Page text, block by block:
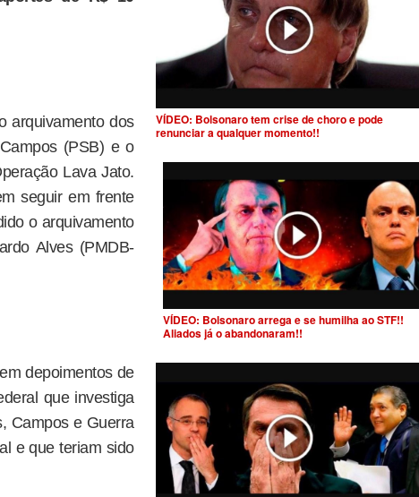
arquivamento dos
(PSB) e o
Lava Jato.
seguir em frente
o arquivamento
Alves (PMDB-
depoimentos de
que investiga
Campos e Guerra
e que teriam sido
VÍDEO: Bolsonaro tem crise de choro e pode
renunciar a qualquer momento!!
VÍDEO: Bolsonaro arrega e se humilha ao STF!!
Aliados já o abandonaram!!